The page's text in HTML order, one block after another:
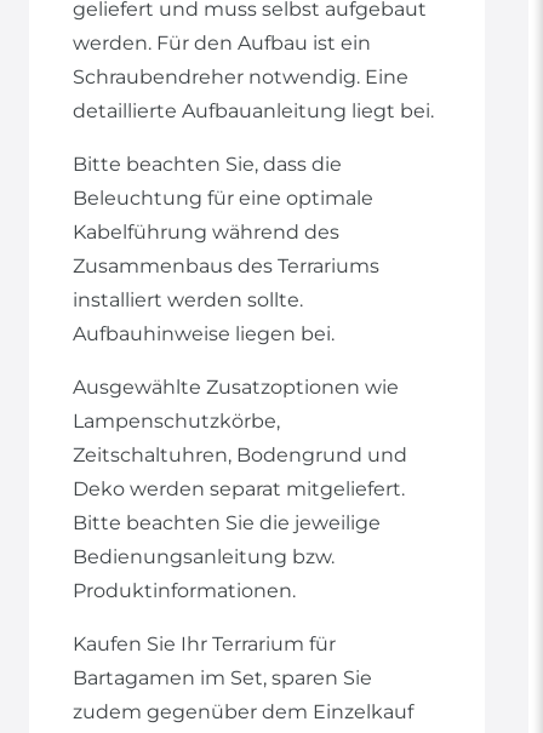
geliefert und muss selbst aufgebaut
werden. Für den Aufbau ist ein
Schraubendreher notwendig. Eine
detaillierte Aufbauanleitung liegt bei.
Bitte beachten Sie, dass die
Beleuchtung für eine optimale
Kabelführung während des
Zusammenbaus des Terrariums
installiert werden sollte.
Aufbauhinweise liegen bei.
Ausgewählte Zusatzoptionen wie
Lampenschutzkörbe,
Zeitschaltuhren, Bodengrund und
Deko werden separat mitgeliefert.
Bitte beachten Sie die jeweilige
Bedienungsanleitung bzw.
Produktinformationen.
Kaufen Sie Ihr Terrarium für
Bartagamen im Set, sparen Sie
zudem gegenüber dem Einzelkauf